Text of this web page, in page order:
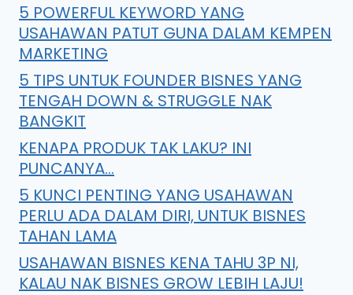
5 POWERFUL KEYWORD YANG
USAHAWAN PATUT GUNA DALAM KEMPEN
MARKETING
5 TIPS UNTUK FOUNDER BISNES YANG
TENGAH DOWN & STRUGGLE NAK
BANGKIT
KENAPA PRODUK TAK LAKU? INI
PUNCANYA…
5 KUNCI PENTING YANG USAHAWAN
PERLU ADA DALAM DIRI, UNTUK BISNES
TAHAN LAMA
USAHAWAN BISNES KENA TAHU 3P NI,
KALAU NAK BISNES GROW LEBIH LAJU!